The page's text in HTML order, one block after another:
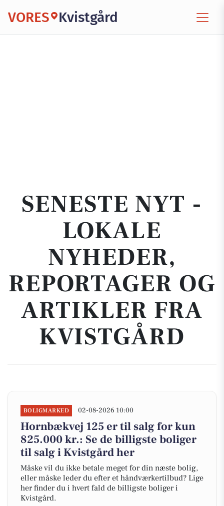
VORES Kvistgård
SENESTE NYT -
LOKALE
NYHEDER,
REPORTAGER OG
ARTIKLER FRA
KVISTGÅRD
BOLIGMARKED 02-08-2026 10:00
Hornbækvej 125 er til salg for kun
825.000 kr.: Se de billigste boliger
til salg i Kvistgård her
Måske vil du ikke betale meget for din næste bolig,
eller måske leder du efter et håndværkertilbud? Lige
her finder du i hvert fald de billigste boliger i
Kvistgård.